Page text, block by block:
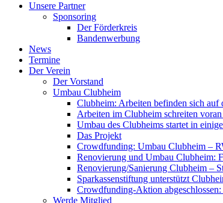
Unsere Partner
Sponsoring
Der Förderkreis
Bandenwerbung
News
Termine
Der Verein
Der Vorstand
Umbau Clubheim
Clubheim: Arbeiten befinden sich
Arbeiten im Clubheim schreiten
Umbau des Clubheims startet in
Das Projekt
Crowdfunding: Umbau Clubheim –
Renovierung und Umbau Clubheim:
Renovierung/Sanierung Clubheim –
Sparkassenstiftung unterstützt
Crowdfunding-Aktion
Werde Mitglied